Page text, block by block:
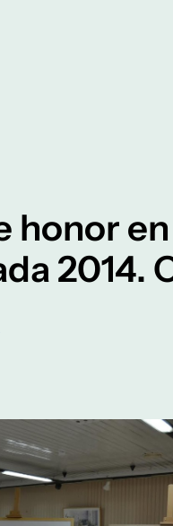
honor
2014.